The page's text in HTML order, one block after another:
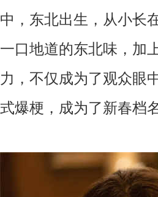
中，东北出生，从小长
一口地道的东北味，加
力，不仅成为了观众眼
式爆梗，成为了新春档